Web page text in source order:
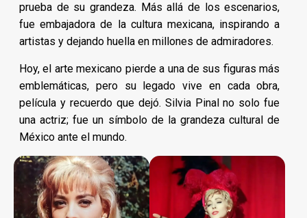
prueba de su grandeza. Más allá de los escenarios,
fue embajadora de la cultura mexicana, inspirando a
artistas y dejando huella en millones de admiradores.
Hoy, el arte mexicano pierde a una de sus figuras más
emblemáticas, pero su legado vive en cada obra,
película y recuerdo que dejó. Silvia Pinal no solo fue
una actriz; fue un símbolo de la grandeza cultural de
México ante el mundo.